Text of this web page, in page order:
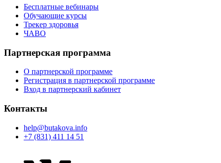
Бесплатные вебинары
Обучающие курсы
Трекер здоровья
ЧАВО
Партнерская программа
О партнерской программе
Регистрация в партнерской программе
Вход в партнерский кабинет
Контакты
help@butakova.info
+7 (831) 411 14 51